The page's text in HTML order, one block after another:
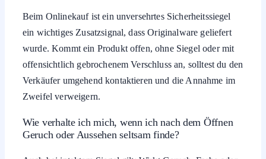
Beim Onlinekauf ist ein unversehrtes Sicherheitssiegel
ein wichtiges Zusatzsignal, dass Originalware geliefert
wurde. Kommt ein Produkt offen, ohne Siegel oder mit
offensichtlich gebrochenem Verschluss an, solltest du den
Verkäufer umgehend kontaktieren und die Annahme im
Zweifel verweigern.
Wie verhalte ich mich, wenn ich nach dem Öffnen
Geruch oder Aussehen seltsam finde?